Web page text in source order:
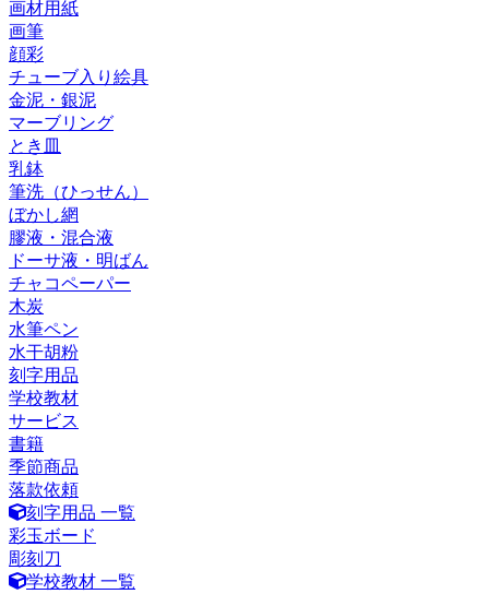
画材用紙
画筆
顔彩
チューブ入り絵具
金泥・銀泥
マーブリング
とき皿
乳鉢
筆洗（ひっせん）
ぼかし網
膠液・混合液
ドーサ液・明ばん
チャコペーパー
木炭
水筆ペン
水干胡粉
刻字用品
学校教材
サービス
書籍
季節商品
落款依頼
刻字用品 一覧
彩玉ボード
彫刻刀
学校教材 一覧